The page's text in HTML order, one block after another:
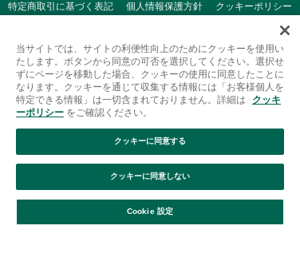
絞り込み 並び替え
特定商取引に基づく表記 個人情報保護方針 クッキーポリシー
Afternoon Tea(アフタヌーンティー)公式オンラインストアで
は、
キッチン・ダイニングなどの生活雑貨、紅茶・焼き菓子など、
毎日新商品をご用意しています。
当サイトでは、サイトの利便性向上のためにクッキーを使用い
たします。ボタンから同意の可否を選択してください。選択せ
ずにページを移動した場合、クッキーの使用に同意したことに
なります。クッキーを通じて収集する情報には「お客様個人を
特定できる情報」は一切含まれておりません。詳細は
クッキ
ーポリシー をご確認ください。
Cookie 設定
クッキーに同意しない
クッキーに同意する